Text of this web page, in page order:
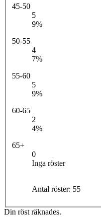
45-50
5
9%
50-55
4
7%
55-60
5
9%
60-65
2
4%
65+
0
Inga röster
Antal röster: 55
Din röst räknades.